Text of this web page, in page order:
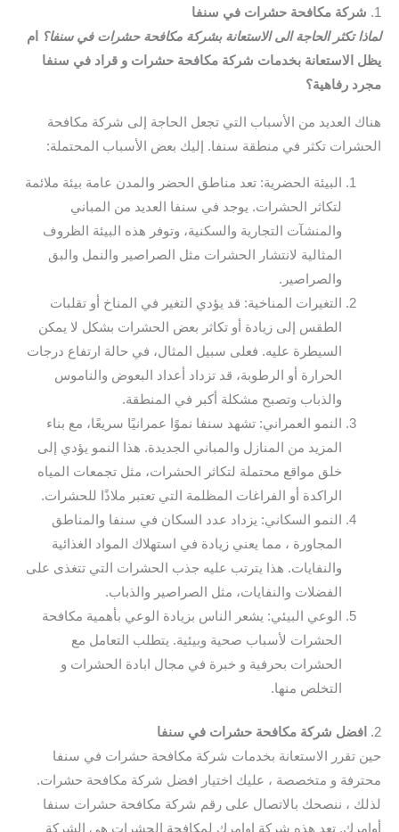
1.
شركة مكافحة حشرات في سنفا
لماذا تكثر الحاجة الى الاستعانة بشركة مكافحة حشرات في سنفا؟
ام
يظل الاستعانة بخدمات شركة مكافحة حشرات و قراد في سنفا
مجرد رفاهية؟
هناك العديد من الأسباب التي تجعل الحاجة إلى شركة مكافحة
الحشرات تكثر في منطقة سنفا. إليك بعض الأسباب المحتملة:
البيئة الحضرية: تعد مناطق الحضر والمدن عامة بيئة ملائمة
لتكاثر الحشرات. يوجد في سنفا العديد من المباني
والمنشآت التجارية والسكنية، وتوفر هذه البيئة الظروف
المثالية لانتشار الحشرات مثل الصراصير والنمل والبق
والصراصير.
التغيرات المناخية: قد يؤدي التغير في المناخ أو تقلبات
الطقس إلى زيادة أو تكاثر بعض الحشرات بشكل لا يمكن
السيطرة عليه. فعلى سبيل المثال، في حالة ارتفاع درجات
الحرارة أو الرطوبة، قد تزداد أعداد البعوض والناموس
والذباب وتصبح مشكلة أكبر في المنطقة.
النمو العمراني: تشهد سنفا نموًا عمرانيًا سريعًا، مع بناء
المزيد من المنازل والمباني الجديدة. هذا النمو يؤدي إلى
خلق مواقع محتملة لتكاثر الحشرات، مثل تجمعات المياه
الراكدة أو الفراغات المظلمة التي تعتبر ملاذًا للحشرات.
النمو السكاني: يزداد عدد السكان في سنفا والمناطق
المجاورة ، مما يعني زيادة في استهلاك المواد الغذائية
والنفايات. هذا يترتب عليه جذب الحشرات التي تتغذى على
الفضلات والنفايات، مثل الصراصير والذباب.
الوعي البيئي: يشعر الناس بزيادة الوعي بأهمية مكافحة
الحشرات لأسباب صحية وبيئية. يتطلب التعامل مع
الحشرات بحرفية و خبرة في مجال ابادة الحشرات و
التخلص منها.
2.
افضل شركة مكافحة حشرات في سنفا
حين تقرر الاستعانة بخدمات شركة مكافحة حشرات في سنفا
محترفة و متخصصة ، عليك اختيار افضل شركة مكافحة حشرات.
لذلك ، ننصحك بالاتصال على رقم شركة مكافحة حشرات سنفا
أوامرك. تعد هذه شركة اوامرك لمكافحة الحشرات هي الشركة